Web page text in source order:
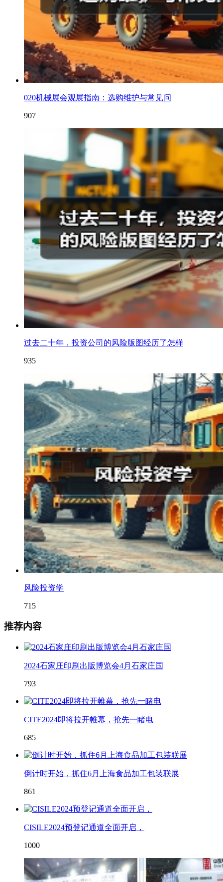
020机械展会观展指南：选购维护与常见问
907
过去二十年，投资公司的风险版图经历了怎样
935
风险投资学
715
推荐内容
2024石家庄印刷出版博览会4月石家庄国
793
CITE2024即将拉开帷幕，抢先一睹电
685
倒计时开始，抓住6月上海食品加工包装联展
861
CISILE2024预登记通道全面开启，
1000